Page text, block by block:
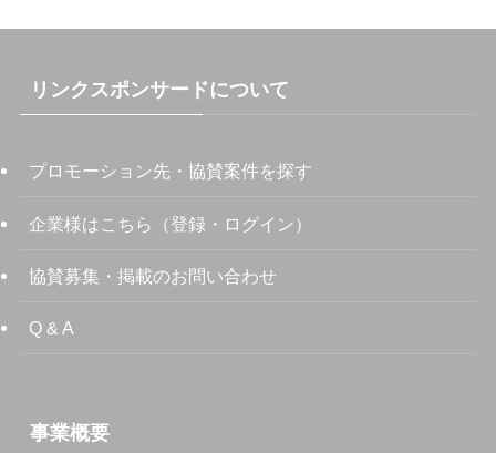
リンクスポンサードについて
プロモーション先・協賛案件を探す
企業様はこちら（登録・ログイン）
協賛募集・掲載のお問い合わせ
Q & A
事業概要